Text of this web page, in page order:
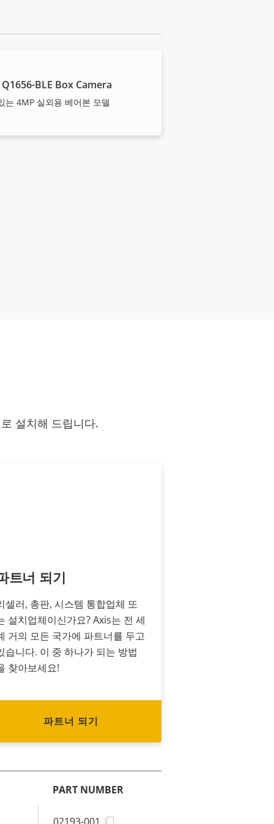
Q1656-BLE Box Camera
는 4MP 실외용 베어본 모델
설치해 드립니다.
트너 되기
셀러, 총판, 시스템 통합업체 또
설치업체이신가요? Axis는 전 세
거의 모든 국가에 파트너를 두고
습니다. 이 중 하나가 되는 방법
찾아보세요!
파트너 되기
PART NUMBER